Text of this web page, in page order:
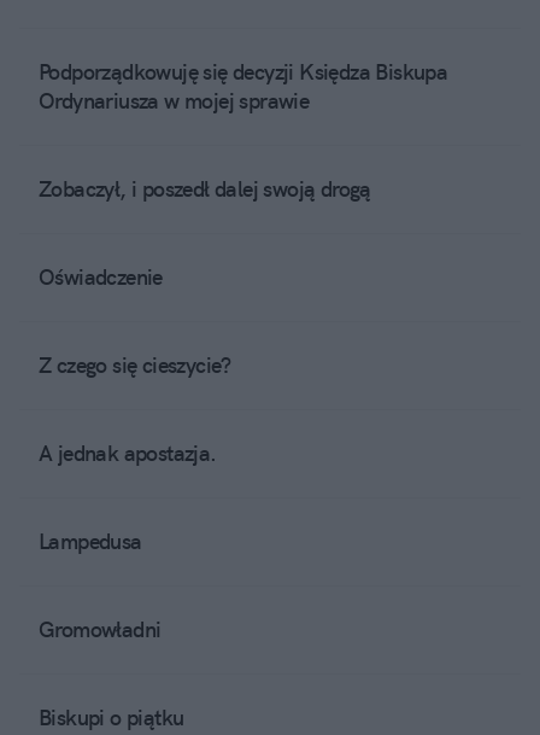
Podporządkowuję się decyzji Księdza Biskupa
Ordynariusza w mojej sprawie
Zobaczył, i poszedł dalej swoją drogą
Oświadczenie
Z czego się cieszycie?
A jednak apostazja.
Lampedusa
Gromowładni
Biskupi o piątku